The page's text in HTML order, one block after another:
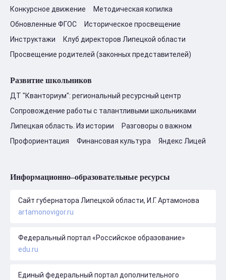
Конкурсное движение
Методическая копилка
Обновленные ФГОС
Историческое просвещение
Инструктажи
Клуб директоров Липецкой области
Просвещение родителей (законных представителей)
Развитие школьников
ДТ "Кванториум": региональный ресурсный центр
Сопровождение работы с талантливыми школьниками
Липецкая область. Из истории
Разговоры о важном
Профориентация
Финансовая культура Яндекс Лицей
Информационно–образовательные ресурсы
Сайт губернатора Липецкой области, И.Г. Артамонова
artamonovigor.ru
Федеральный портал «Российское образование»
edu.ru
Единый федеральный портал дополнительного